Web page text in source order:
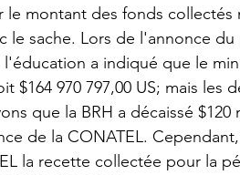
le montant des fonds collectés
le sache. Lors de l'annonce du
a indiqué que le
$164 970 797,00 US; mais les
que la BRH a décaissé
de la CONATEL.
la recette collectée pour la